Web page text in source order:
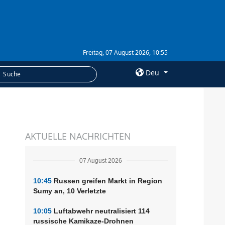
Freitag, 07 August 2026, 10:55
Deu
Abonnement
AKTUELLE NACHRICHTEN
07 August 2026
10:45 Russen greifen Markt in Region
Sumy an, 10 Verletzte
10:05 Luftabwehr neutralisiert 114
russische Kamikaze-Drohnen